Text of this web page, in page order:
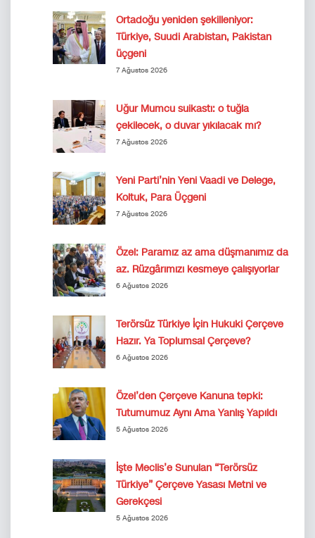
Ortadoğu yeniden şekilleniyor:
Türkiye, Suudi Arabistan, Pakistan
üçgeni
7 Ağustos 2026
Uğur Mumcu suikastı: o tuğla
çekilecek, o duvar yıkılacak mı?
7 Ağustos 2026
Yeni Parti’nin Yeni Vaadi ve Delege,
Koltuk, Para Üçgeni
7 Ağustos 2026
Özel: Paramız az ama düşmanımız da
az. Rüzgârımızı kesmeye çalışıyorlar
6 Ağustos 2026
Terörsüz Türkiye İçin Hukuki Çerçeve
Hazır. Ya Toplumsal Çerçeve?
6 Ağustos 2026
Özel’den Çerçeve Kanuna tepki:
Tutumumuz Aynı Ama Yanlış Yapıldı
5 Ağustos 2026
İşte Meclis’e Sunulan “Terörsüz
Türkiye” Çerçeve Yasası Metni ve
Gerekçesi
5 Ağustos 2026